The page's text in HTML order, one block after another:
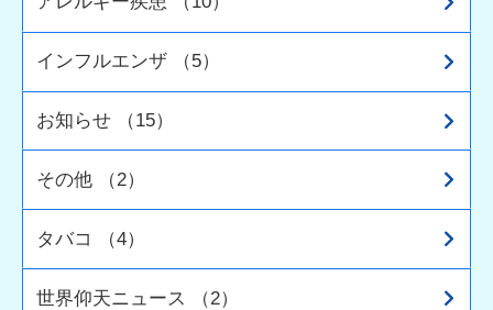
インフルエンザ （5）
お知らせ （15）
その他 （2）
タバコ （4）
世界仰天ニュース （2）